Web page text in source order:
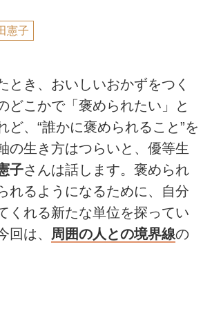
憲子
とき、おいしいおかずをつく
どこかで「褒められたい」と
ど、“誰かに褒められること”を
の生き方はつらいと、優等生
子さんは話します。褒められ
れるようになるために、自分
くれる新たな単位を探ってい
回は、 周囲の人との境界線の